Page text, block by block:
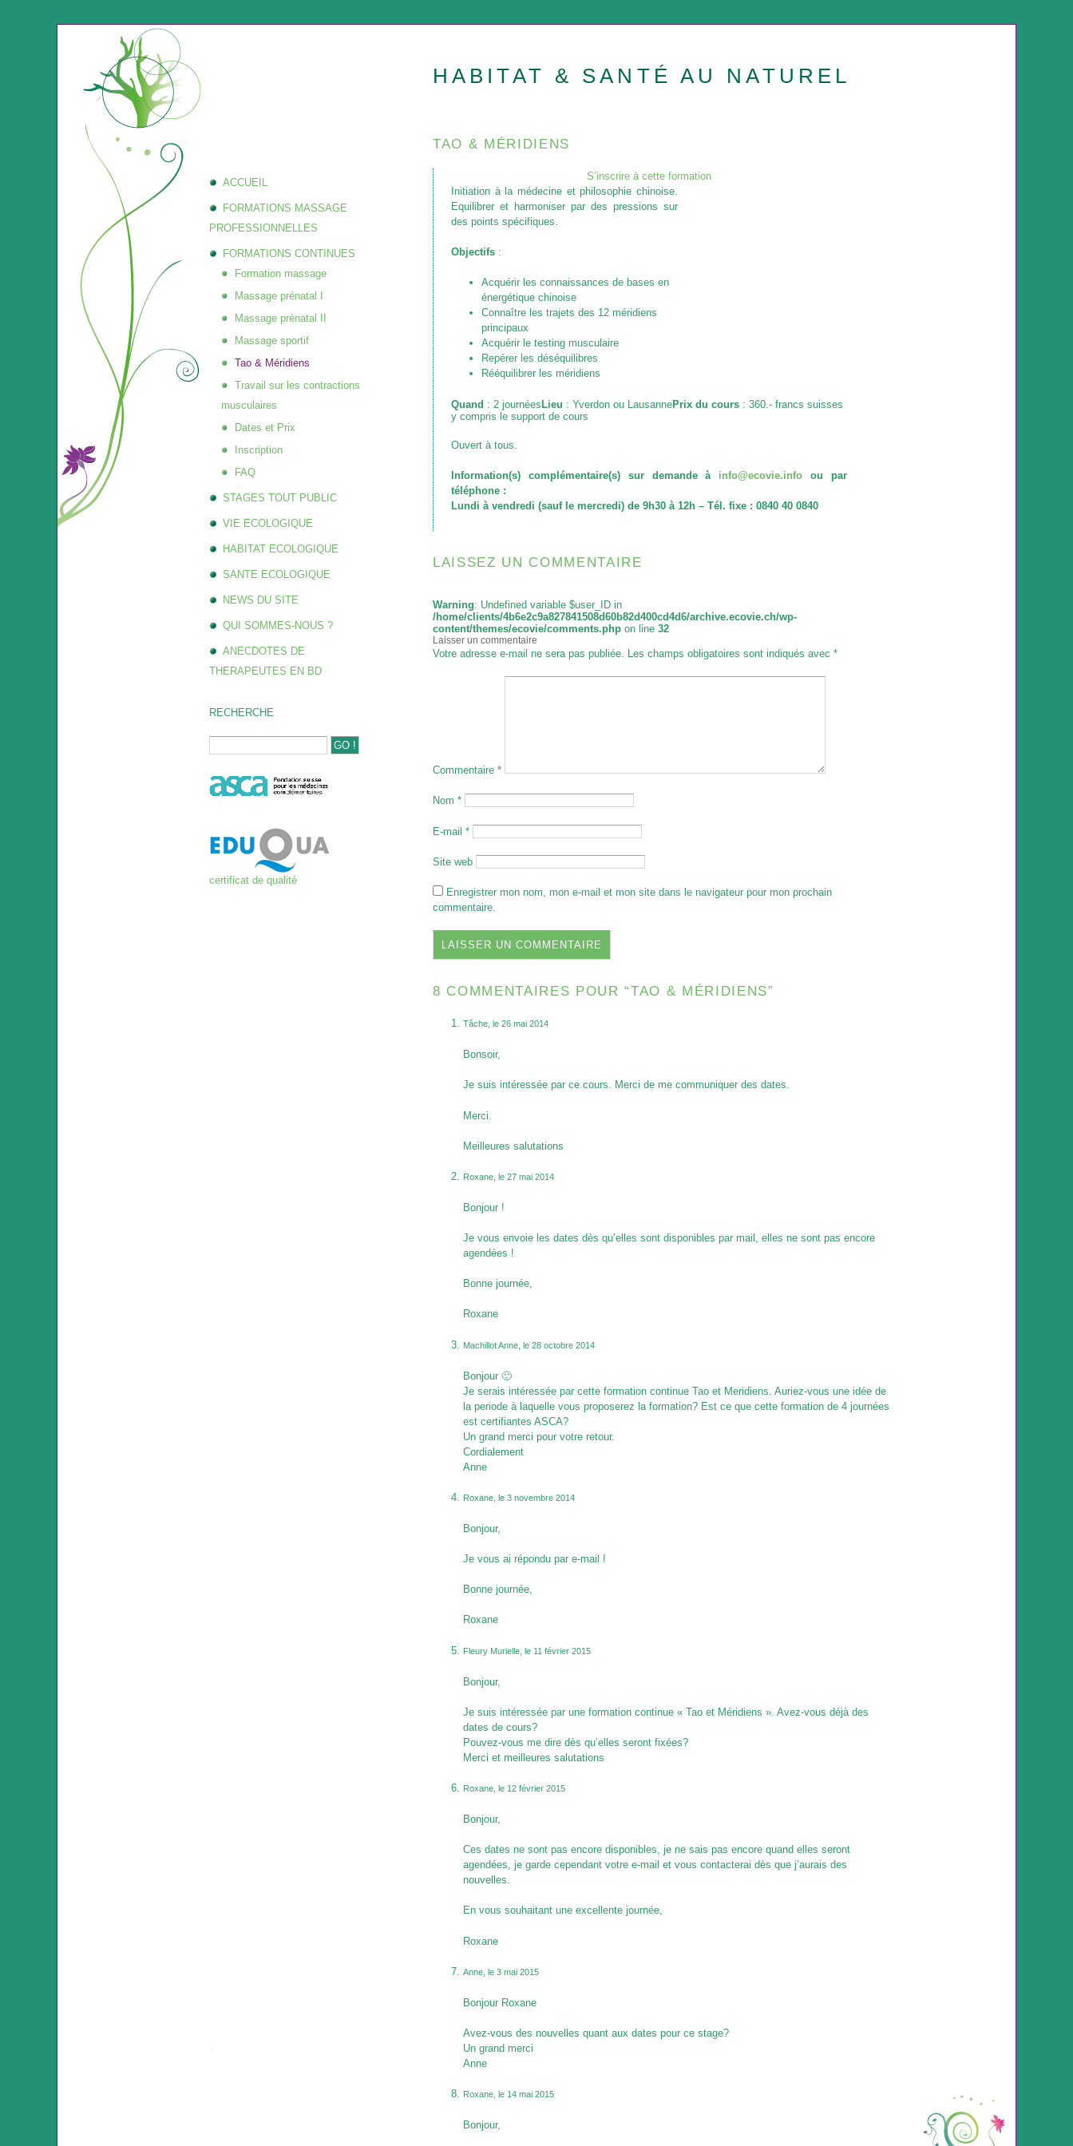
HABITAT & SANTÉ AU NATUREL
ACCUEIL
FORMATIONS MASSAGE
PROFESSIONNELLES
FORMATIONS CONTINUES
Formation massage
Massage prénatal I
Massage prénatal II
Massage sportif
Tao & Méridiens
Travail sur les contractions
musculaires
Dates et Prix
Inscription
FAQ
STAGES TOUT PUBLIC
VIE ECOLOGIQUE
HABITAT ECOLOGIQUE
SANTE ECOLOGIQUE
NEWS DU SITE
QUI SOMMES-NOUS ?
ANECDOTES DE
THERAPEUTES EN BD
RECHERCHE
certificat de qualité
TAO & MÉRIDIENS
S’inscrire à cette formation
Initiation à la médecine et philosophie chinoise.
Equilibrer et harmoniser par des pressions sur
des points spécifiques.
Objectifs :
Acquérir les connaissances de bases en
énergétique chinoise
Connaître les trajets des 12 méridiens
principaux
Acquérir le testing musculaire
Repérer les déséquilibres
Rééquilibrer les méridiens
Quand : 2 journées Lieu : Yverdon ou LausannePrix du cours : 360.- francs suisses
y compris le support de cours
Ouvert à tous.
Information(s) complémentaire(s) sur demande à info@ecovie.info ou par
téléphone :
Lundi à vendredi (sauf le mercredi) de 9h30 à 12h – Tél. fixe : 0840 40 0840
LAISSEZ UN COMMENTAIRE
Warning: Undefined variable $user_ID in
/home/clients/4b6e2c9a827841508d60b82d400cd4d6/archive.ecovie.ch/wp-
content/themes/ecovie/comments.php on line 32
Laisser un commentaire
Votre adresse e-mail ne sera pas publiée. Les champs obligatoires sont indiqués avec *
Commentaire *
Nom *
E-mail *
Site web
Enregistrer mon nom, mon e-mail et mon site dans le navigateur pour mon prochain
commentaire.
8 COMMENTAIRES POUR “TAO & MÉRIDIENS”
Tâche, le 26 mai 2014
Bonsoir,
Je suis intéressée par ce cours. Merci de me communiquer des dates.
Merci.
Meilleures salutations
Roxane, le 27 mai 2014
Bonjour !
Je vous envoie les dates dès qu’elles sont disponibles par mail, elles ne sont pas encore
agendées !
Bonne journée,
Roxane
Machillot Anne, le 28 octobre 2014
Bonjour 🙂
Je serais intéressée par cette formation continue Tao et Meridiens. Auriez-vous une idée de
la periode à laquelle vous proposerez la formation? Est ce que cette formation de 4 journées
est certifiantes ASCA?
Un grand merci pour votre retour.
Cordialement
Anne
Roxane, le 3 novembre 2014
Bonjour,
Je vous ai répondu par e-mail !
Bonne journée,
Roxane
Fleury Murielle, le 11 février 2015
Bonjour,
Je suis intéressée par une formation continue « Tao et Méridiens ». Avez-vous déjà des
dates de cours?
Pouvez-vous me dire dès qu’elles seront fixées?
Merci et meilleures salutations
Roxane, le 12 février 2015
Bonjour,
Ces dates ne sont pas encore disponibles, je ne sais pas encore quand elles seront
agendées, je garde cependant votre e-mail et vous contacterai dès que j’aurais des
nouvelles.
En vous souhaitant une excellente journée,
Roxane
Anne, le 3 mai 2015
Bonjour Roxane
Avez-vous des nouvelles quant aux dates pour ce stage?
Un grand merci
Anne
Roxane, le 14 mai 2015
Bonjour,